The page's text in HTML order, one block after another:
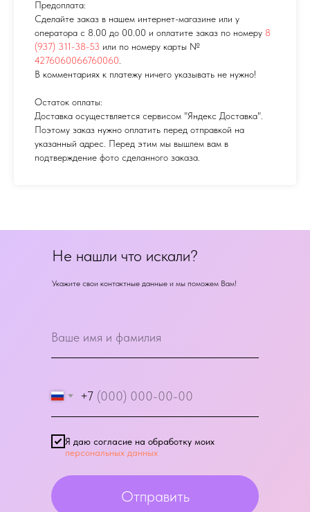
Предоплата:
Сделайте заказ в нашем интернет-магазине или у
оператора с 8.00 до 00.00 и оплатите заказ по номеру 8
(937) 311-38-53 или по номеру карты №
4276060066760060
В комментариях к платежу ничего указывать не нужно!
Остаток оплаты:
Доставка осуществляется сервисом "Яндекс Доставка".
Поэтому заказ нужно оплатить перед отправкой на
указанный адрес. Перед этим мы вышлем вам в
подтверждение фото сделанного заказа.
+7
Я даю согласие на обработку моих
персональных данных
Отправить
Не нашли что искали?
Укажите свои контактные данные и мы поможем Вам!